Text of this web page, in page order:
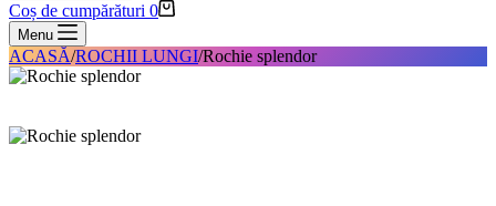
Coș de cumpărături 0
Menu
ACASĂ/ROCHII LUNGI/Rochie splendor